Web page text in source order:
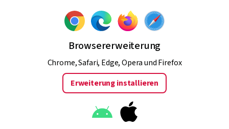
Browsererweiterung
Chrome, Safari, Edge, Opera und Firefox
Erweiterung installieren